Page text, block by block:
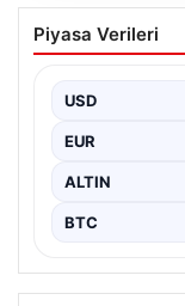
Emekliye
yasa
Piyasa Verileri
USD
EUR
ALTIN
BTC